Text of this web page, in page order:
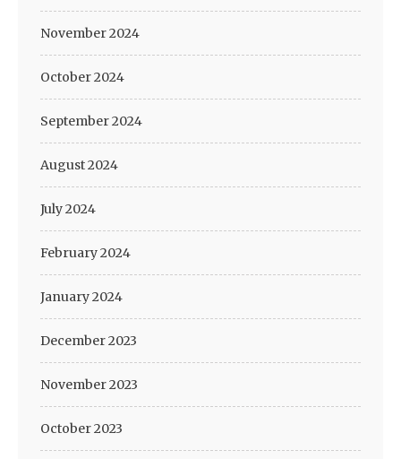
November 2024
October 2024
September 2024
August 2024
July 2024
February 2024
January 2024
December 2023
November 2023
October 2023